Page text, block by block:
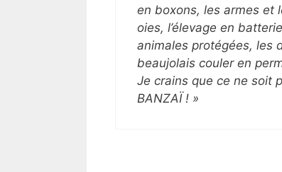
en boxons, les armes et
oies, l’élevage en
animales protégées, les
beaujolais couler en
Je crains que ce ne soit
BANZAÏ ! »